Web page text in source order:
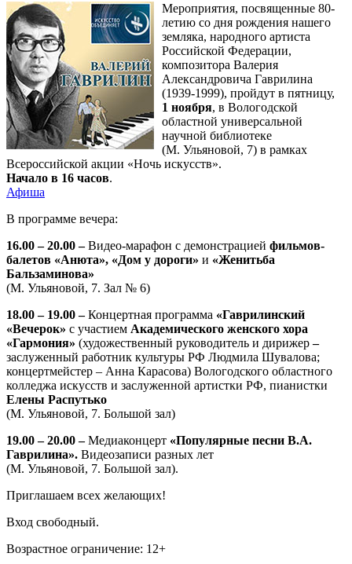
Мероприятия, посвященные 80-
летию со дня рождения нашего
земляка, народного артиста
Российской Федерации,
композитора Валерия
Александровича Гаврилина
(1939-1999), пройдут в пятницу,
1 ноября, в Вологодской
областной универсальной
научной библиотеке
(М. Ульяновой, 7) в рамках
Всероссийской акции «Ночь искусств».
Начало в 16 часов.
Афиша
В программе вечера:
16.00 – 20.00 –Видео-марафон с демонстрацией фильмов-
балетов «Анюта», «Дом у дороги» и «Женитьба
Бальзаминова»
(М. Ульяновой, 7. Зал № 6)
18.00 – 19.00 –Концертная программа «Гаврилинский
«Вечерок» с участием Академического женского хора
«Гармония» (художественный руководитель и дирижер–
заслуженный работник культуры РФ Людмила Шувалова;
концертмейстер – Анна Карасова) Вологодского областного
колледжа искусств и заслуженной артистки РФ, пианистки
Елены Распутько
(М. Ульяновой, 7. Большой зал)
19.00 – 20.00 –Медиаконцерт «Популярные песни В.А.
Гаврилина». Видеозаписи разных лет
(М. Ульяновой, 7. Большой зал).
Приглашаем всех желающих!
Вход свободный.
Возрастное ограничение: 12+